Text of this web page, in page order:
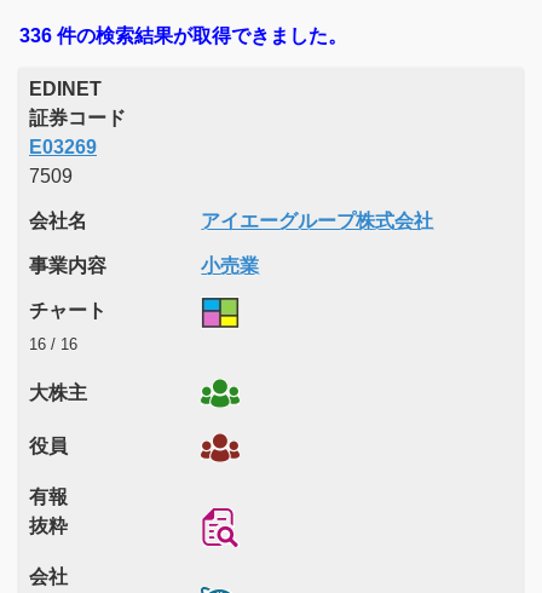
336 件の検索結果が取得できました。
EDINET
証券コード
E03269
7509
会社名 アイエーグループ株式会社
事業内容 小売業
チャート
16 / 16
大株主
役員
有報
抜粋
会社